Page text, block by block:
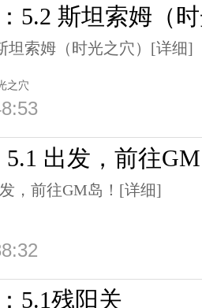
5.2 斯坦索姆（
索姆（时光之穴） [详细]
之穴
5.1 出发，前往
，前往GM岛！ [详细]
5.1残阳关